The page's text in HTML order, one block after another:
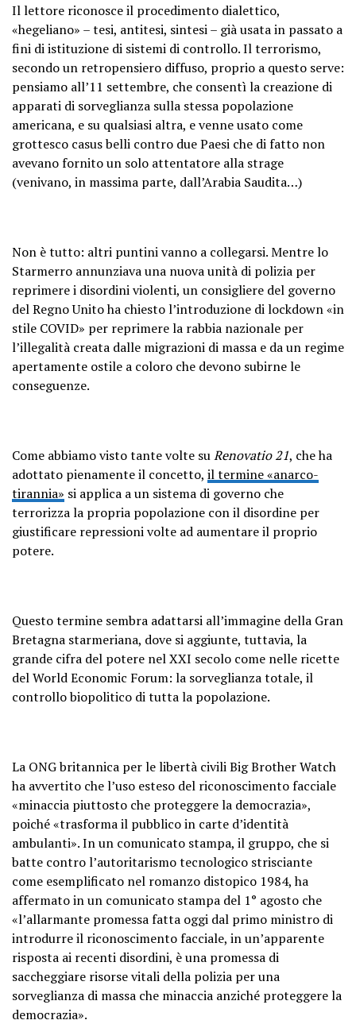
Il lettore riconosce il procedimento dialettico,
«hegeliano» – tesi, antitesi, sintesi – già usata in passato a
fini di istituzione di sistemi di controllo. Il terrorismo,
secondo un retropensiero diffuso, proprio a questo serve:
pensiamo all’11 settembre, che consentì la creazione di
apparati di sorveglianza sulla stessa popolazione
americana, e su qualsiasi altra, e venne usato come
grottesco casus belli contro due Paesi che di fatto non
avevano fornito un solo attentatore alla strage
(venivano, in massima parte, dall’Arabia Saudita…)
Non è tutto: altri puntini vanno a collegarsi. Mentre lo
Starmerro annunziava una nuova unità di polizia per
reprimere i disordini violenti, un consigliere del governo
del Regno Unito ha chiesto l’introduzione di lockdown «in
stile COVID» per reprimere la rabbia nazionale per
l’illegalità creata dalle migrazioni di massa e da un regime
apertamente ostile a coloro che devono subirne le
conseguenze.
Come abbiamo visto tante volte suRenovatio 21, che ha
adottato pienamente il concetto, il termine «anarco-
tirannia» si applica a un sistema di governo che
terrorizza la propria popolazione con il disordine per
giustificare repressioni volte ad aumentare il proprio
potere.
Questo termine sembra adattarsi all’immagine della Gran
Bretagna starmeriana, dove si aggiunte, tuttavia, la
grande cifra del potere nel XXI secolo come nelle ricette
del World Economic Forum: la sorveglianza totale, il
controllo biopolitico di tutta la popolazione.
La ONG britannica per le libertà civili Big Brother Watch
ha avvertito che l’uso esteso del riconoscimento facciale
«minaccia piuttosto che proteggere la democrazia», ​​
poiché «trasforma il pubblico in carte d’identità
ambulanti». In un comunicato stampa, il gruppo, che si
batte contro l’autoritarismo tecnologico strisciante
come esemplificato nel romanzo distopico 1984, ha
affermato in un comunicato stampa del 1° agosto che
«l’allarmante promessa fatta oggi dal primo ministro di
introdurre il riconoscimento facciale, in un’apparente
risposta ai recenti disordini, è una promessa di
saccheggiare risorse vitali della polizia per una
sorveglianza di massa che minaccia anziché proteggere la
democrazia».